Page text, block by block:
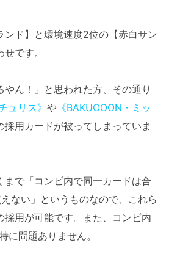
ンド】と環境速度2位の【赤白サン
です。
やん！」と思われた方、その通り
ュリス》 や 《BAKUOOON・ミッ
採用カードが被ってしまっていま
まで「コンビ内で同一カードは合
ない」というものなので、これら
採用が可能です。また、コンビ内
に問題ありません。